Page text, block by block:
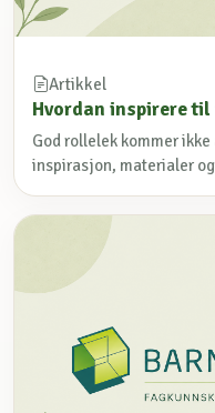
Artikkel
Hvordan inspirere
God rollelek kommer
inspirasjon, materialer